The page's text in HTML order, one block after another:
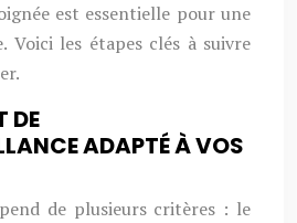
est essentielle pour une
Voici les étapes clés à suivre
DE
ADAPTÉ À VOS
de plusieurs critères : le